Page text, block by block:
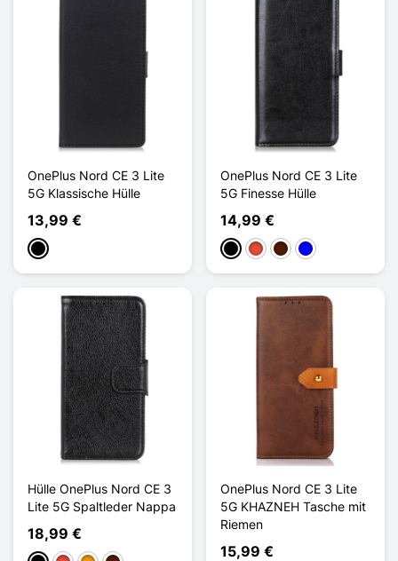
OnePlus Nord CE 3 Lite
5G Klassische Hülle
13,99 €
Schwarz
OnePlus Nord CE 3 Lite
5G Finesse Hülle
14,99 €
Schwarz
Rot Dunkelbraun
Blau
Hülle OnePlus Nord CE 3
Lite 5G Spaltleder Nappa
18,99 €
OnePlus Nord CE 3 Lite
5G KHAZNEH Tasche mit
Riemen
15,99 €